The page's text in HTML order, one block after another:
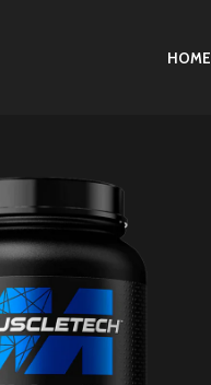
HOME